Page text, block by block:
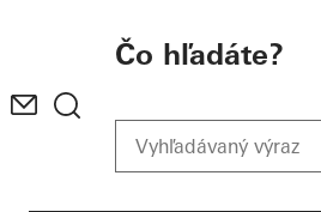
Čo hľadáte?